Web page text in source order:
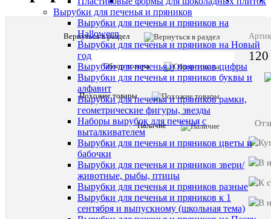
Вырубки для печенья и пряников
Вырубки для печенья и пряников на
Halloween
Вырубки для печенья и пряников на Новый
год
Вырубки для печенья и пряников цифры
Вырубки для печенья и пряников буквы и
алфавит
Вырубки для печенья и пряников рамки,
геометрические фигуры, звезды
Наборы вырубок для печенья с
выталкивателем
Вырубки для печенья и пряников цветы и
бабочки
Вырубки для печенья и пряников звери/
животные, рыбы, птицы
Вырубки для печенья и пряников разные
Вырубки для печенья и пряников к 1
сентября и выпускному (школьная тема)
Вернуться в раздел
Обзор товара
Похожие товары
Наличие